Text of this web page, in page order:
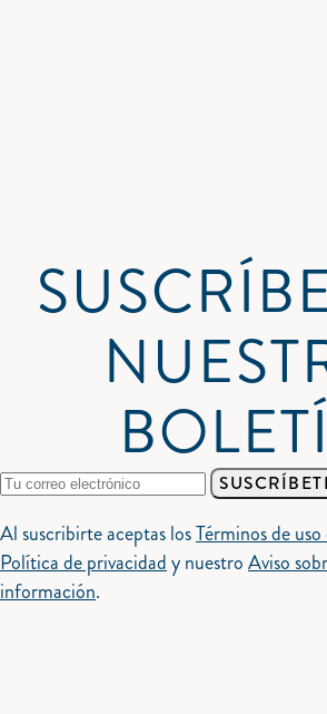
Al suscribirte aceptas losTérminos de
Política de privacidady nuestroAviso
información.